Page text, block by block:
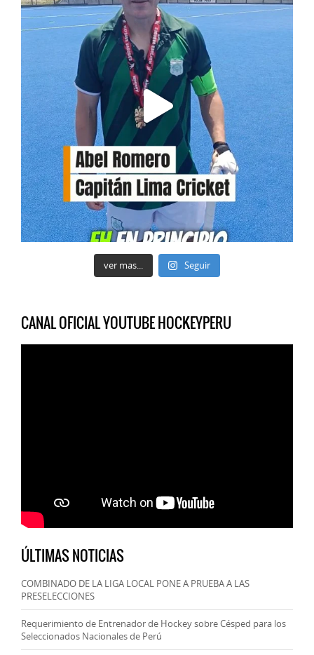
ver mas... Seguir
CANAL OFICIAL YOUTUBE HOCKEYPERU
ÚLTIMAS NOTICIAS
COMBINADO DE LA LIGA LOCAL PONE A PRUEBA A LAS
PRESELECCIONES
Requerimiento de Entrenador de Hockey sobre Césped para los
Seleccionados Nacionales de Perú